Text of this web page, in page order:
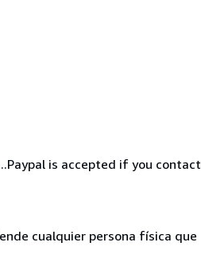
is accepted if you contact
cualquier persona física que